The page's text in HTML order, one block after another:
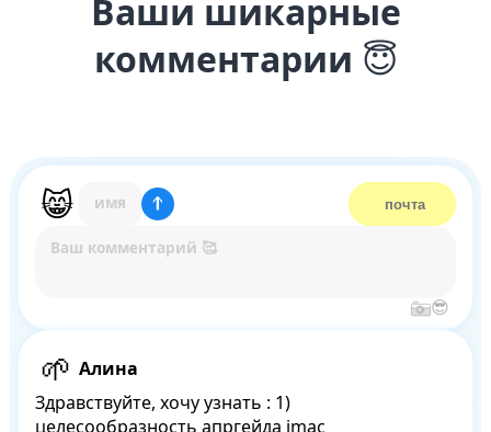
Ваши шикарные
комментарии 😇
Алина
Здравствуйте, хочу узнать : 1)
целесообразность апргейда imac